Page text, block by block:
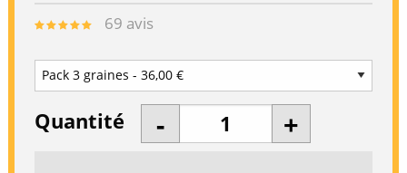
69 avis
Quantité